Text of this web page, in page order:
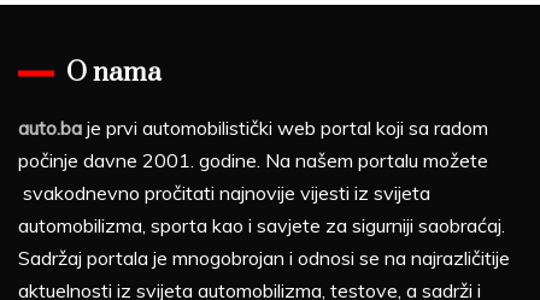
O nama
auto.ba je prvi automobilistički web portal koji sa radom
počinje davne 2001. godine. Na našem portalu možete
svakodnevno pročitati najnovije vijesti iz svijeta
automobilizma, sporta kao i savjete za sigurniji saobraćaj.
Sadržaj portala je mnogobrojan i odnosi se na najrazličitije
aktuelnosti iz svijeta automobilizma, testove, a sadrži i